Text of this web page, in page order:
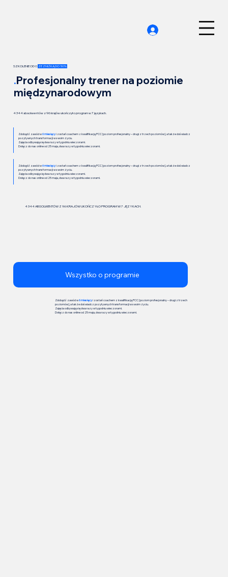
SZKOLENIE OD 0 ZE ZNIŻKĄ DO 50%
.Profesjonalny trener na poziomie
międzynarodowym
4 344 absolwentów z 96 krajów ukończyło program w 7 językach.
Zdobądź zawód w6 miesięcyi zostań coachem z kwalifikacją PCC [poziom profesjonalny – drugi z trzech poziomów], a także doświadcz
pozytywnych transformacji w swoim życiu.
Zajęcia odbywają się dwa razy w tygodniu wieczorami.
Dołącz do nas online od 25 maja, dwa razy w tygodniu wieczorami.
Zdobądź zawód w6 miesięcyi zostań coachem z kwalifikacją PCC [poziom profesjonalny – drugi z trzech poziomów], a także doświadcz
pozytywnych transformacji w swoim życiu.
Zajęcia odbywają się dwa razy w tygodniu wieczorami.
Dołącz do nas online od 25 maja, dwa razy w tygodniu wieczorami.
4 344 ABSOLWENTÓW Z 96 KRAJÓW UKOŃCZYŁO PROGRAM W 7 JĘZYKACH.
Wszystko o programie
Zdobądź zawód w6 miesięcyi zostań coachem z kwalifikacją PCC [poziom profesjonalny – drugi z trzech
poziomów], a także doświadcz pozytywnych transformacji w swoim życiu.
Zajęcia odbywają się dwa razy w tygodniu wieczorami.
Dołącz do nas online od 25 maja, dwa razy w tygodniu wieczorami.